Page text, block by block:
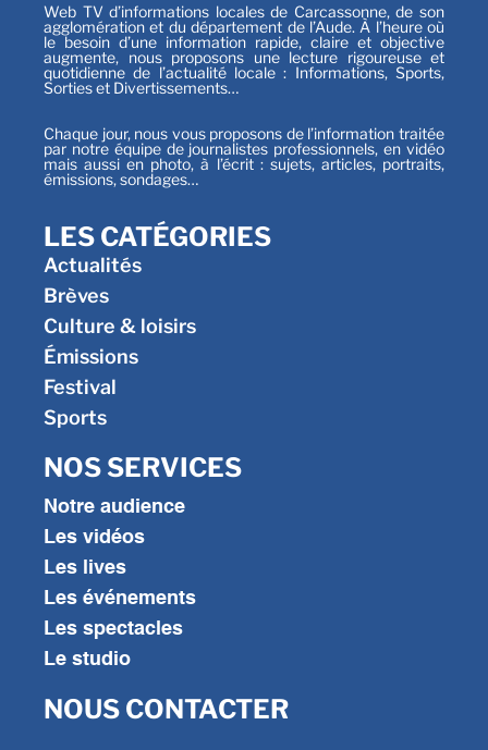
Web TV d’informations locales de Carcassonne, de son
agglomération et du département de l’Aude. À l’heure où
le besoin d’une information rapide, claire et objective
augmente, nous proposons une lecture rigoureuse et
quotidienne de l’actualité locale : Informations, Sports,
Sorties et Divertissements…
Chaque jour, nous vous proposons de l’information traitée
par notre équipe de journalistes professionnels, en vidéo
mais aussi en photo, à l’écrit : sujets, articles, portraits,
émissions, sondages…
LES CATÉGORIES
Actualités
Brèves
Culture & loisirs
Émissions
Festival
Sports
NOS SERVICES
Notre audience
Les vidéos
Les lives
Les événements
Les spectacles
Le studio
NOUS CONTACTER